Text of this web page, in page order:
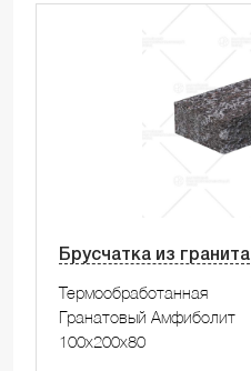
Брусчатка из гранита
Термообработанная
Гранатовый Амфиболит
100x200x80